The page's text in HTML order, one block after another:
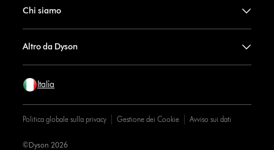
Chi siamo
Altro da Dyson
Italia
Politica globale sulla privacy Gestione dei Cookie Avviso sui dati
©Dyson 2026